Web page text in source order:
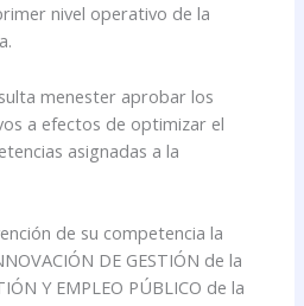
nivel operativo de la
menester aprobar los
a efectos de optimizar el
asignadas a la
de su competencia la
DE GESTIÓN de la
Y EMPLEO PÚBLICO de la